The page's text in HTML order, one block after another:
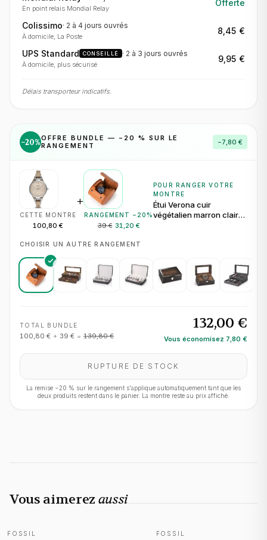
En point relais Mondial Relay
Offerte
Colissimo· 2 à 4 jours ouvrés
À domicile, La Poste
8,45 €
UPS Standard CONSEILLÉ · 2 à 3 jours ouvrés
À domicile, plus sécurisé
9,95 €
Délais transporteur indicatifs.
−20%OFFRE BUNDLE — − 20 % SUR LE
RANGEMENT
−7,80 €
CETTE MONTRE
100,80 €
+
RANGEMENT − 20 %
39 € 31,20 €
POUR RANGER VOTRE
MONTRE
Étui Verona cuir
végétalien marron clair
CHOISIR UN AUTRE RANGEMENT
TOTAL BUNDLE
100,80 € + 39 € = 139,80 €
132,00 €
Vous économisez 7,80 €
RUPTURE DE STOCK
La remise −20 % sur le rangement s'applique automatiquement tant que les
deux produits restent dans le panier. La montre reste au prix affiché.
Vous aimerez aussi
FOSSIL FOSSIL